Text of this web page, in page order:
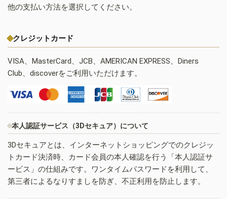
他の支払い方法を選択してください。
クレジットカード
VISA、MasterCard、JCB、AMERICAN EXPRESS、Diners
Club、discoverをご利用いただけます。
本人認証サービス（3Dセキュア）について
3Dセキュアとは、インターネットショッピングでのクレジッ
トカード決済時、カード会員の本人確認を行う「本人認証サ
ービス」の仕組みです。ワンタイムパスワードを利用して、
第三者によるなりすましを防ぎ、不正利用を防止します。